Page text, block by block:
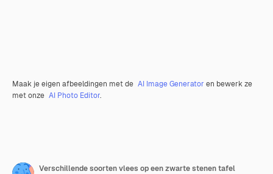
Maak je eigen afbeeldingen met de AI Image Generator en bewerk ze
met onze AI Photo Editor.
Verschillende soorten vlees op een zwarte stenen tafel